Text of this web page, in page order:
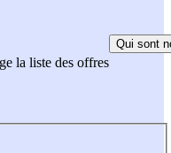
la liste des offres
Qui sont